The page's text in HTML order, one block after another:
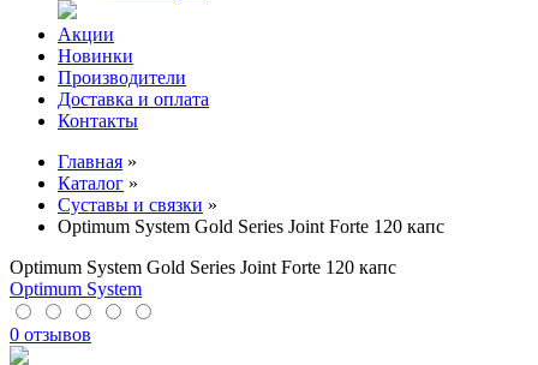
Акции
Новинки
Производители
Доставка и оплата
Контакты
Главная »
Каталог »
Суставы и связки »
Optimum System Gold Series Joint Forte 120 капс
Optimum System Gold Series Joint Forte 120 капс
Optimum System
0 отзывов